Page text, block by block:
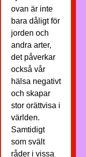
ovan är inte
bara dåligt för
jorden och
andra arter,
det påverkar
också vår
hälsa negativt
och skapar
stor orättvisa i
världen.
Samtidigt
som svält
råder i vissa